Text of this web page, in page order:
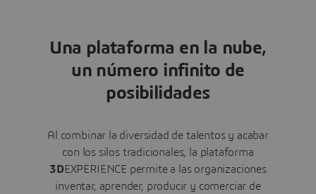
Una plataforma en la nube,
un número infinito de
posibilidades
Al combinar la diversidad de talentos y acabar
con los silos tradicionales, la plataforma
3DEXPERIENCE permite a las organizaciones
inventar, aprender, producir y comerciar de